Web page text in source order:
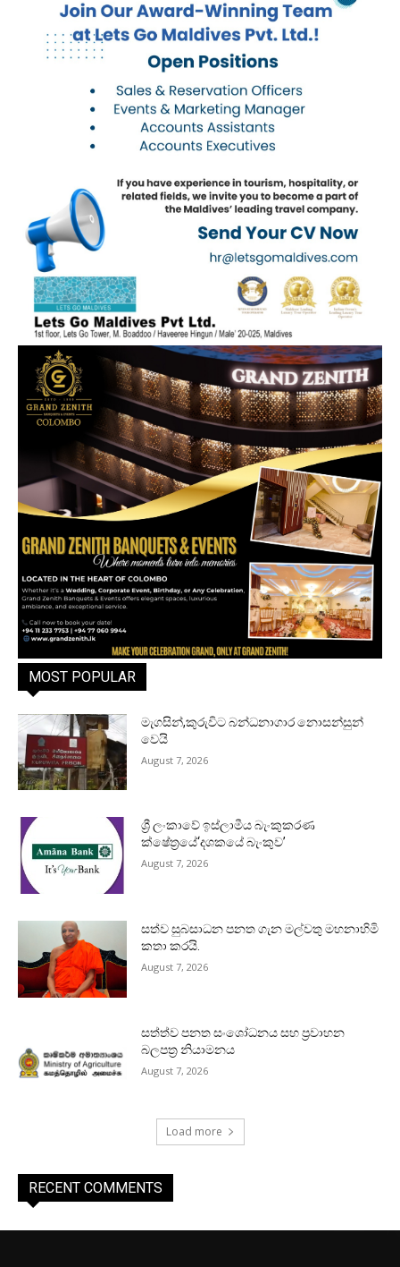
MOST POPULAR
මැගසින්,කුරුවිට බන්ධනාගාර නොසන්සුන්
වෙයි
August 7, 2026
ශ්‍රී ලංකාවේ ඉස්ලාමීය බැංකුකරණ
ක්ෂේත්‍රයේ‘දශකයේ බැංකුව’
August 7, 2026
සත්ව සුබසාධන පනත ගැන මල්වතු මහනාහිමි
කතා කරයි.
August 7, 2026
සත්ත්ව පනත සංශෝධනය සහ ප්‍රවාහන
බලපත්‍ර නියාමනය
August 7, 2026
Load more
RECENT COMMENTS